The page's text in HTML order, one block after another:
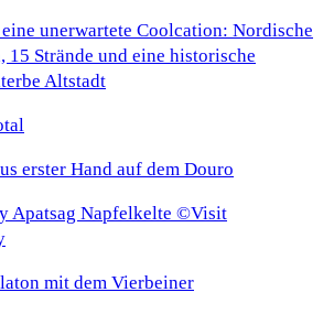
unerwartete Coolcation: Nordische
15 Strände und eine historische
Altstadt
erster Hand auf dem Douro
mit dem Vierbeiner